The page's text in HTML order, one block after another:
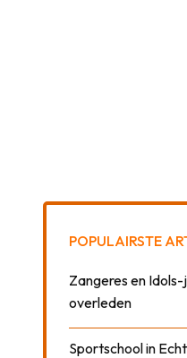
POPULAIRSTE
Zangeres en
overleden
Sportschool in